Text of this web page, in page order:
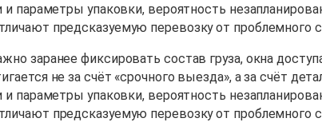
и параметры упаковки, вероятность
предсказуемую перевозку от проблемного
заранее фиксировать состав груза, окна
не за счёт «срочного выезда», а за счёт
и параметры упаковки, вероятность
предсказуемую перевозку от проблемного